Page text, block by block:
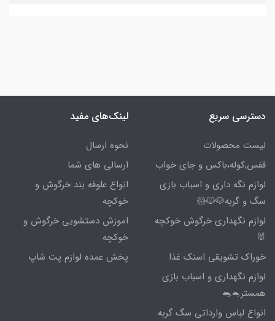
دسترسی سریع
لیست محصولات
قفس,کوله،باکس و جای خواب
لوازم نگه داری و اسباب بازی
سگ و گربه🐶🐱🐹
لوازم نگهداری خرگوش خوکچه
🐰
خوراک تشویقی اسنک غذا
لوازم نگهداری و اسباب بازی
همستر🐁🐀
انواع لباس وارداتی سگ گربه
لینک‌های مفید
نحوه ارسال
ارسالی های شما
انواع علوفه بند خرگوش و
خوکچه
اموزش دستشویی خرگوش و
خوکچه
پخش عمده لوازم پت شاپ